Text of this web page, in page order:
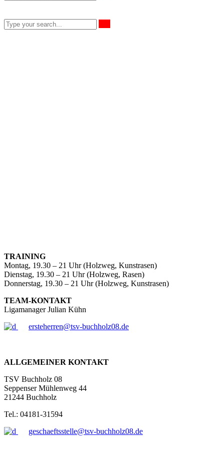
TRAINING
Montag, 19.30 – 21 Uhr (Holzweg, Kunstrasen)
Dienstag, 19.30 – 21 Uhr (Holzweg, Rasen)
Donnerstag, 19.30 – 21 Uhr (Holzweg, Kunstrasen)
TEAM-KONTAKT
Ligamanager Julian Kühn
ersteherren@tsv-buchholz08.de
ALLGEMEINER KONTAKT
TSV Buchholz 08
Seppenser Mühlenweg 44
21244 Buchholz
Tel.: 04181-31594
geschaeftsstelle@tsv-buchholz08.de